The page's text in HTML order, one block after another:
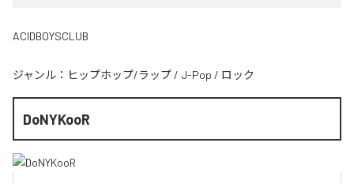
ACIDBOYSCLUB
ジャンル： ヒップホップ/ラップ / J-Pop / ロック
DoNYKooR